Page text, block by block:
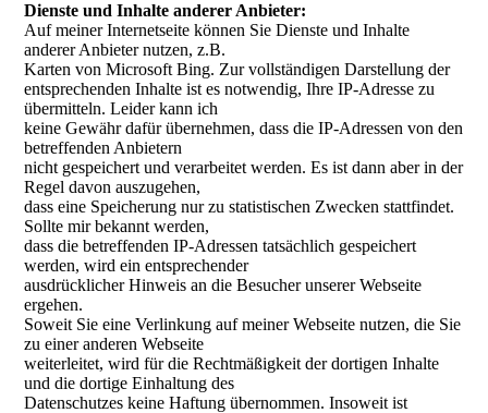
Dienste und Inhalte anderer Anbieter:
Auf meiner Internetseite können Sie Dienste und Inhalte
anderer Anbieter nutzen, z.B.
Karten von Microsoft Bing. Zur vollständigen Darstellung der
entsprechenden Inhalte ist es notwendig, Ihre IP-Adresse zu
übermitteln. Leider kann ich
keine Gewähr dafür übernehmen, dass die IP-Adressen von den
betreffenden Anbietern
nicht gespeichert und verarbeitet werden. Es ist dann aber in der
Regel davon auszugehen,
dass eine Speicherung nur zu statistischen Zwecken stattfindet.
Sollte mir bekannt werden,
dass die betreffenden IP-Adressen tatsächlich gespeichert
werden, wird ein entsprechender
ausdrücklicher Hinweis an die Besucher unserer Webseite
ergehen.
Soweit Sie eine Verlinkung auf meiner Webseite nutzen, die Sie
zu einer anderen Webseite
weiterleitet, wird für die Rechtmäßigkeit der dortigen Inhalte
und die dortige Einhaltung des
Datenschutzes keine Haftung übernommen. Insoweit ist